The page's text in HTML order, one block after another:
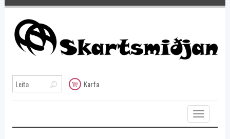
Karfa
Toggle
navigation